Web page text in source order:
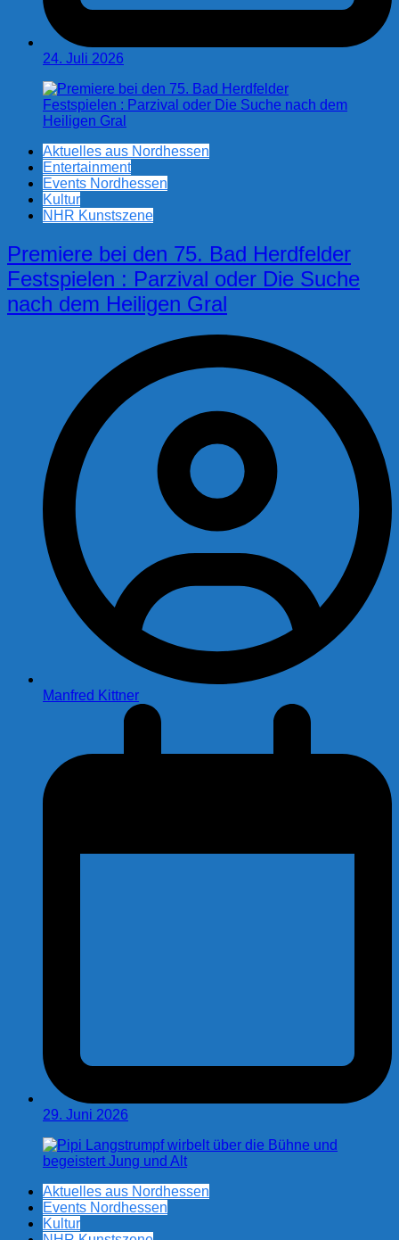
24. Juli 2026
Aktuelles aus Nordhessen
Entertainment
Events Nordhessen
Kultur
NHR Kunstszene
Premiere bei den 75. Bad Herdfelder
Festspielen : Parzival oder Die Suche
nach dem Heiligen Gral
Manfred Kittner
29. Juni 2026
Aktuelles aus Nordhessen
Events Nordhessen
Kultur